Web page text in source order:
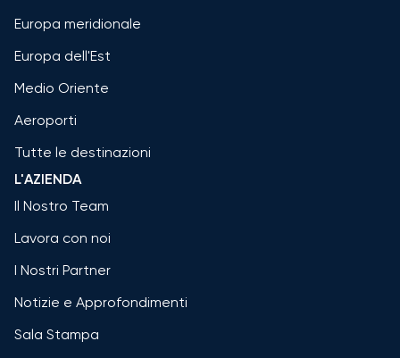
Europa meridionale
Europa dell'Est
Medio Oriente
Aeroporti
Tutte le destinazioni
L'AZIENDA
Il Nostro Team
Lavora con noi
I Nostri Partner
Notizie e Approfondimenti
Sala Stampa